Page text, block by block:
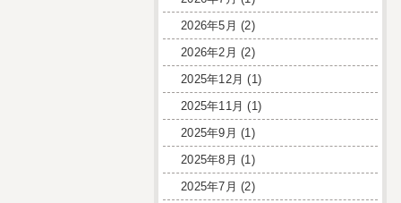
2026年5月 (2)
2026年2月 (2)
2025年12月 (1)
2025年11月 (1)
2025年9月 (1)
2025年8月 (1)
2025年7月 (2)